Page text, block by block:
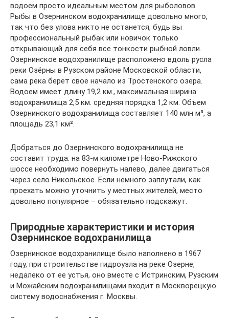
водоем просто идеальным местом для рыболовов.
Рыбы в Озернинском водохранилище довольно много,
так что без улова никто не останется, будь вы
профессиональный рыбак или новичок только
открывающий для себя все тонкости рыбной ловли.
Озернинское водохранилище расположено вдоль русла
реки Озёрны в Рузском районе Московской области,
сама река берет свое начало из Тростенского озера.
Водоем имеет длину 19,2 км., максимальная ширина
водохранилища 2,5 км. средняя порядка 1,2 км. Объем
Озернинского водохранилища составляет 140 млн м³, а
площадь 23,1 км².
Добраться до Озернинского водохранилища не
составит труда: на 83-м километре Ново-Рижского
шоссе необходимо повернуть налево, далее двигаться
через село Никольское. Если немного заплутали, как
проехать можно уточнить у местных жителей, место
довольно популярное – обязательно подскажут.
Природные характеристики и история
Озернинское водохранилища
Озернинское водохранилище было наполнено в 1967
году, при строительстве гидроузла на реке Озерне,
недалеко от ее устья, оно вместе с Истринским, Рузским
и Можайским водохранилищами входит в Москворецкую
систему водоснабжения г. Москвы.